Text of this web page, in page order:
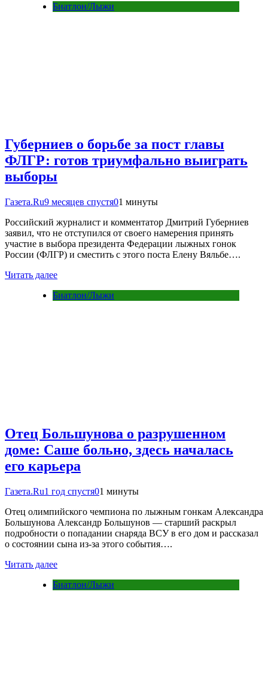
Биатлон/Лыжи
Губерниев о борьбе за пост главы
ФЛГР: готов триумфально выиграть
выборы
Газета.Ru9 месяцев спустя01 минуты
Российский журналист и комментатор Дмитрий Губерниев
заявил, что не отступился от своего намерения принять
участие в выбора президента Федерации лыжных гонок
России (ФЛГР) и сместить с этого поста Елену Вяльбе….
Читать далее
Биатлон/Лыжи
Отец Большунова о разрушенном
доме: Саше больно, здесь началась
его карьера
Газета.Ru1 год спустя01 минуты
Отец олимпийского чемпиона по лыжным гонкам Александра
Большунова Александр Большунов — старший раскрыл
подробности о попадании снаряда ВСУ в его дом и рассказал
о состоянии сына из-за этого события….
Читать далее
Биатлон/Лыжи